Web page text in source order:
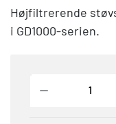
Højfiltrerende
i GD1000-serien.